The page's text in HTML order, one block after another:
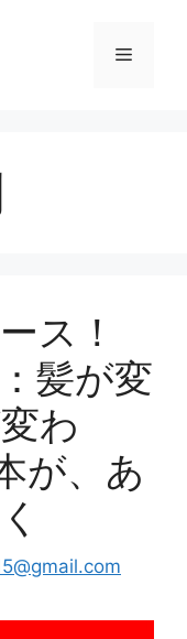
メ
ス！
髪が変
わ
が、あ